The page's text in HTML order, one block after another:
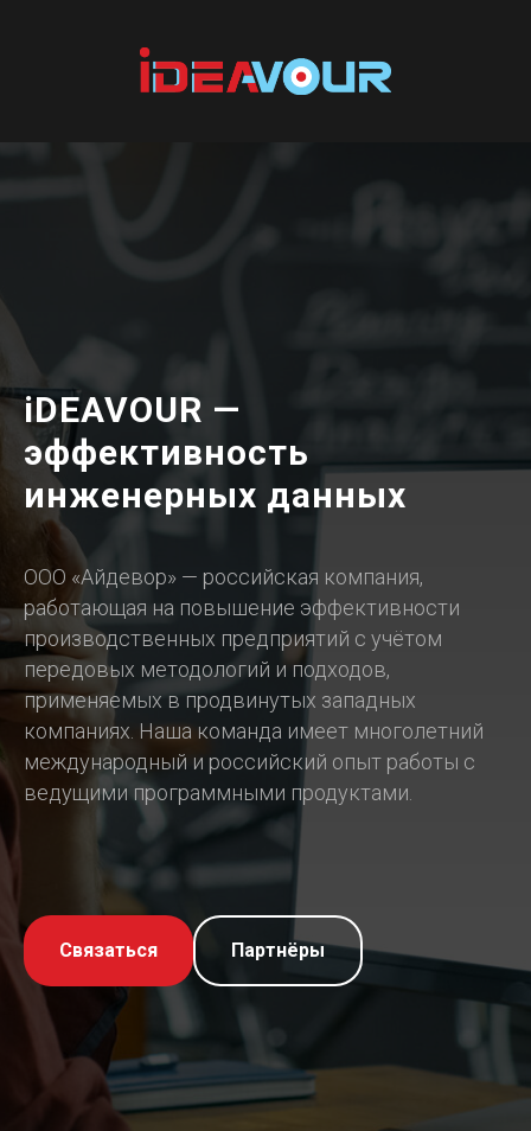
iDEAVOUR —
эффективность
инженерных данных
ООО «Айдевор» — российская компания,
работающая на повышение эффективности
производственных предприятий с учётом
передовых методологий и подходов,
применяемых в продвинутых западных
компаниях. Наша команда имеет многолетний
международный и российский опыт работы с
ведущими программными продуктами.
Связаться Партнёры